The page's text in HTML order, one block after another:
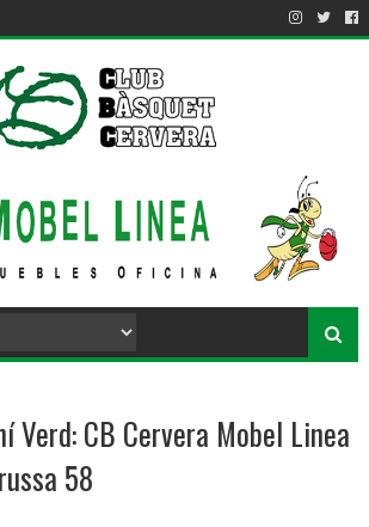
Verd: CB Cervera Mobel Linea
58